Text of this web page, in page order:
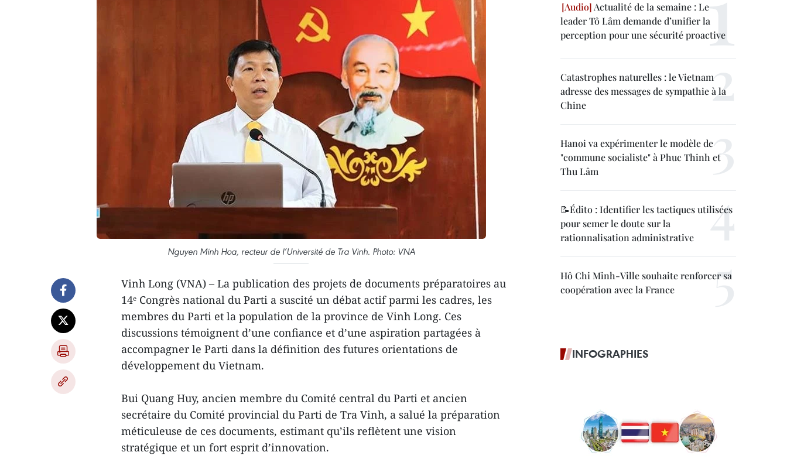
Nguyen Minh Hoa, recteur de l’Université de Tra Vinh. Photo: VNA
Vinh Long (VNA) – La publication des projets de documents préparatoires au
14ᵉ Congrès national du Parti a suscité un débat actif parmi les cadres, les
membres du Parti et la population de la province de Vinh Long. Ces
discussions témoignent d’une confiance et d’une aspiration partagées à
accompagner le Parti dans la définition des futures orientations de
développement du Vietnam.
Bui Quang Huy, ancien membre du Comité central du Parti et ancien
secrétaire du Comité provincial du Parti de Tra Vinh, a salué la préparation
méticuleuse de ces documents, estimant qu’ils reflètent une vision
stratégique et un fort esprit d’innovation.
Actualité de la semaine : Le
leader Tô Lâm demande d’unifier la
perception pour une sécurité proactive
Catastrophes naturelles : le Vietnam
adresse des messages de sympathie à la
Chine
Hanoi va expérimenter le modèle de
"commune socialiste" à Phuc Thinh et
Thu Lâm
📝Édito : Identifier les tactiques utilisées
pour semer le doute sur la
rationnalisation administrative
Hô Chi Minh-Ville souhaite renforcer sa
coopération avec la France
INFOGRAPHIES